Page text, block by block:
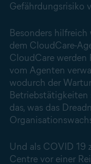
Gefährdungsrisiko
Besonders
dem CloudCare-
CloudCare
vom Agenten
wodurch der
Betriebstätigkeiten
das, was das
Und als COVID 19
Centre vor einer